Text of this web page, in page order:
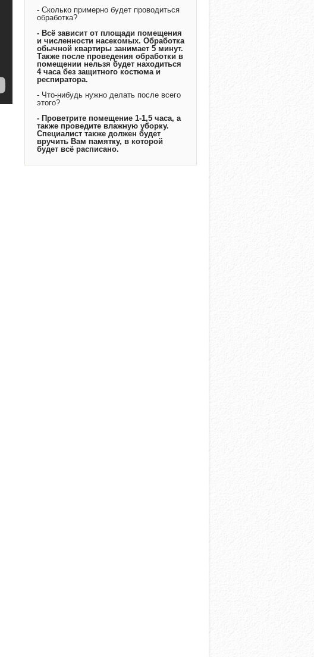
- Сколько примерно будет проводиться
обработка?
- Всё зависит от площади помещения
и численности насекомых. Обработка
обычной квартиры занимает 5 минут.
Также после проведения обработки в
помещении нельзя будет находиться
4 часа без защитного костюма и
респиратора.
- Что-нибудь нужно делать после всего
этого?
- Проветрите помещение 1-1,5 часа, а
также проведите влажную уборку.
Специалист также должен будет
вручить Вам памятку, в которой
будет всё расписано.